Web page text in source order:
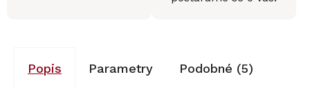
Popis Parametry Podobné (5)